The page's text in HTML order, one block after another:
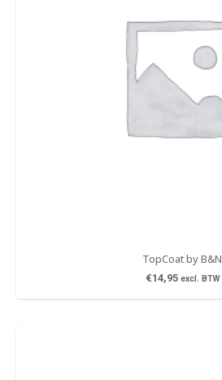
TopCoat by B&N
€14,95 excl. BTW